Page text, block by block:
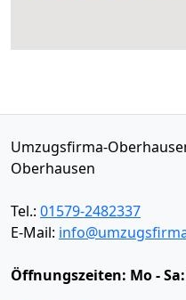
Umzugsfirma-
Oberhausen
Tel.: 01579-2482337
E-Mail:
Öffnungszeiten: Mo -